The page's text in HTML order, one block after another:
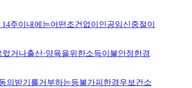
주이내에는어떤조건없이인공임신중절이
거나출산·양육을위한소득이불안정한경
의받기를거부하는등불가피한경우보건소